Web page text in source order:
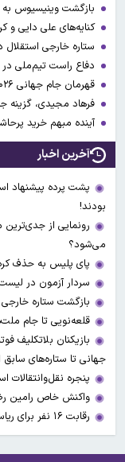
بازگشت وینیسیوس به
کنایه‌های علی دایی و
ستاره خارجی استقلال
دفاع راست تیم‌ملی در
قهرمان جام جهانی ۲۰۲۶ از نگاه هوش مصنوعی / آرژانتین یا اسپانیا؟
فرهاد مجیدی، گزینه
آینده مبهم خرید
آخرین اخبار
پشت پرده پیشنهاد
بودند!
رونمایی از جدی‌ترین
می‌شود؟
پای پلیس به حذف
سردار آزمون در
بازگشت ستاره
قلعه‌نویی تا جام
بازیکنان بلاتکلیف
جهانی تا ستاره‌های
پنجره نقل‌وانتقالات
واکنش خاص رامین
رقابت ۱۶ نفر برای ریاست فدراسیون بدنسازی